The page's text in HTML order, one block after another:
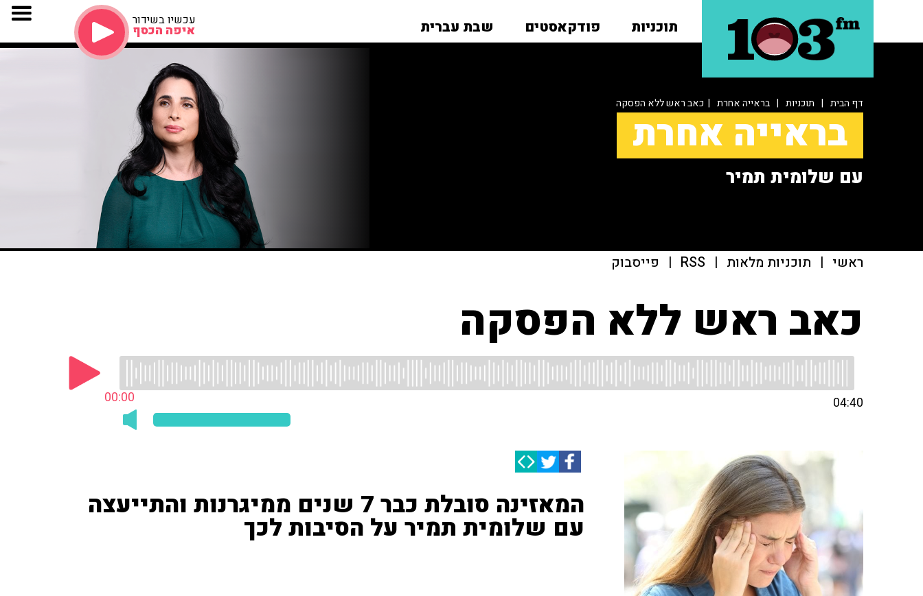
תוכניות פודקאסטים שבת עברית עכשיו בשידור
איפה הכסף
דף הבית | תוכניות | בראייה אחרת | כאב ראש ללא הפסקה
בראייה אחרת
עם שלומית תמיר
ראשי | תוכניות מלאות |
RSS
| פייסבוק
כאב ראש ללא הפסקה
00:00 04:40
המאזינה סובלת כבר 7 שנים ממיגרנות והתייעצה
עם שלומית תמיר על הסיבות לכך